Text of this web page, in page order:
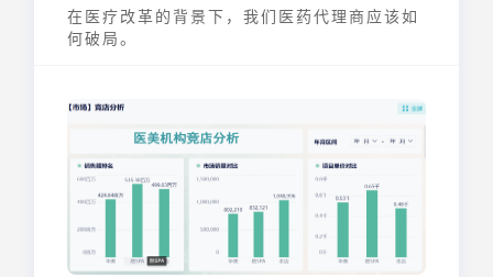
在医疗改革的背景下，我们医药代理商应该如
何破局。